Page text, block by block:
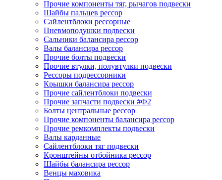
Прочие компоненты тяг, рычагов подвески
Шайбы пальцев рессор
Сайлентблоки рессорные
Пневмоподушки подвески
Сальники балансира рессор
Валы балансира рессор
Прочие болты подвески
Прочие втулки, полувтулки подвески
Рессоры подрессорники
Крышки балансира рессор
Прочие сайлентблоки подвески
Прочие запчасти подвески #Ф2
Болты центральные рессор
Прочие компоненты балансира рессор
Прочие ремкомплекты подвески
Валы карданные
Сайлентблоки тяг подвески
Кронштейны отбойника рессор
Шайбы балансира рессор
Венцы маховика